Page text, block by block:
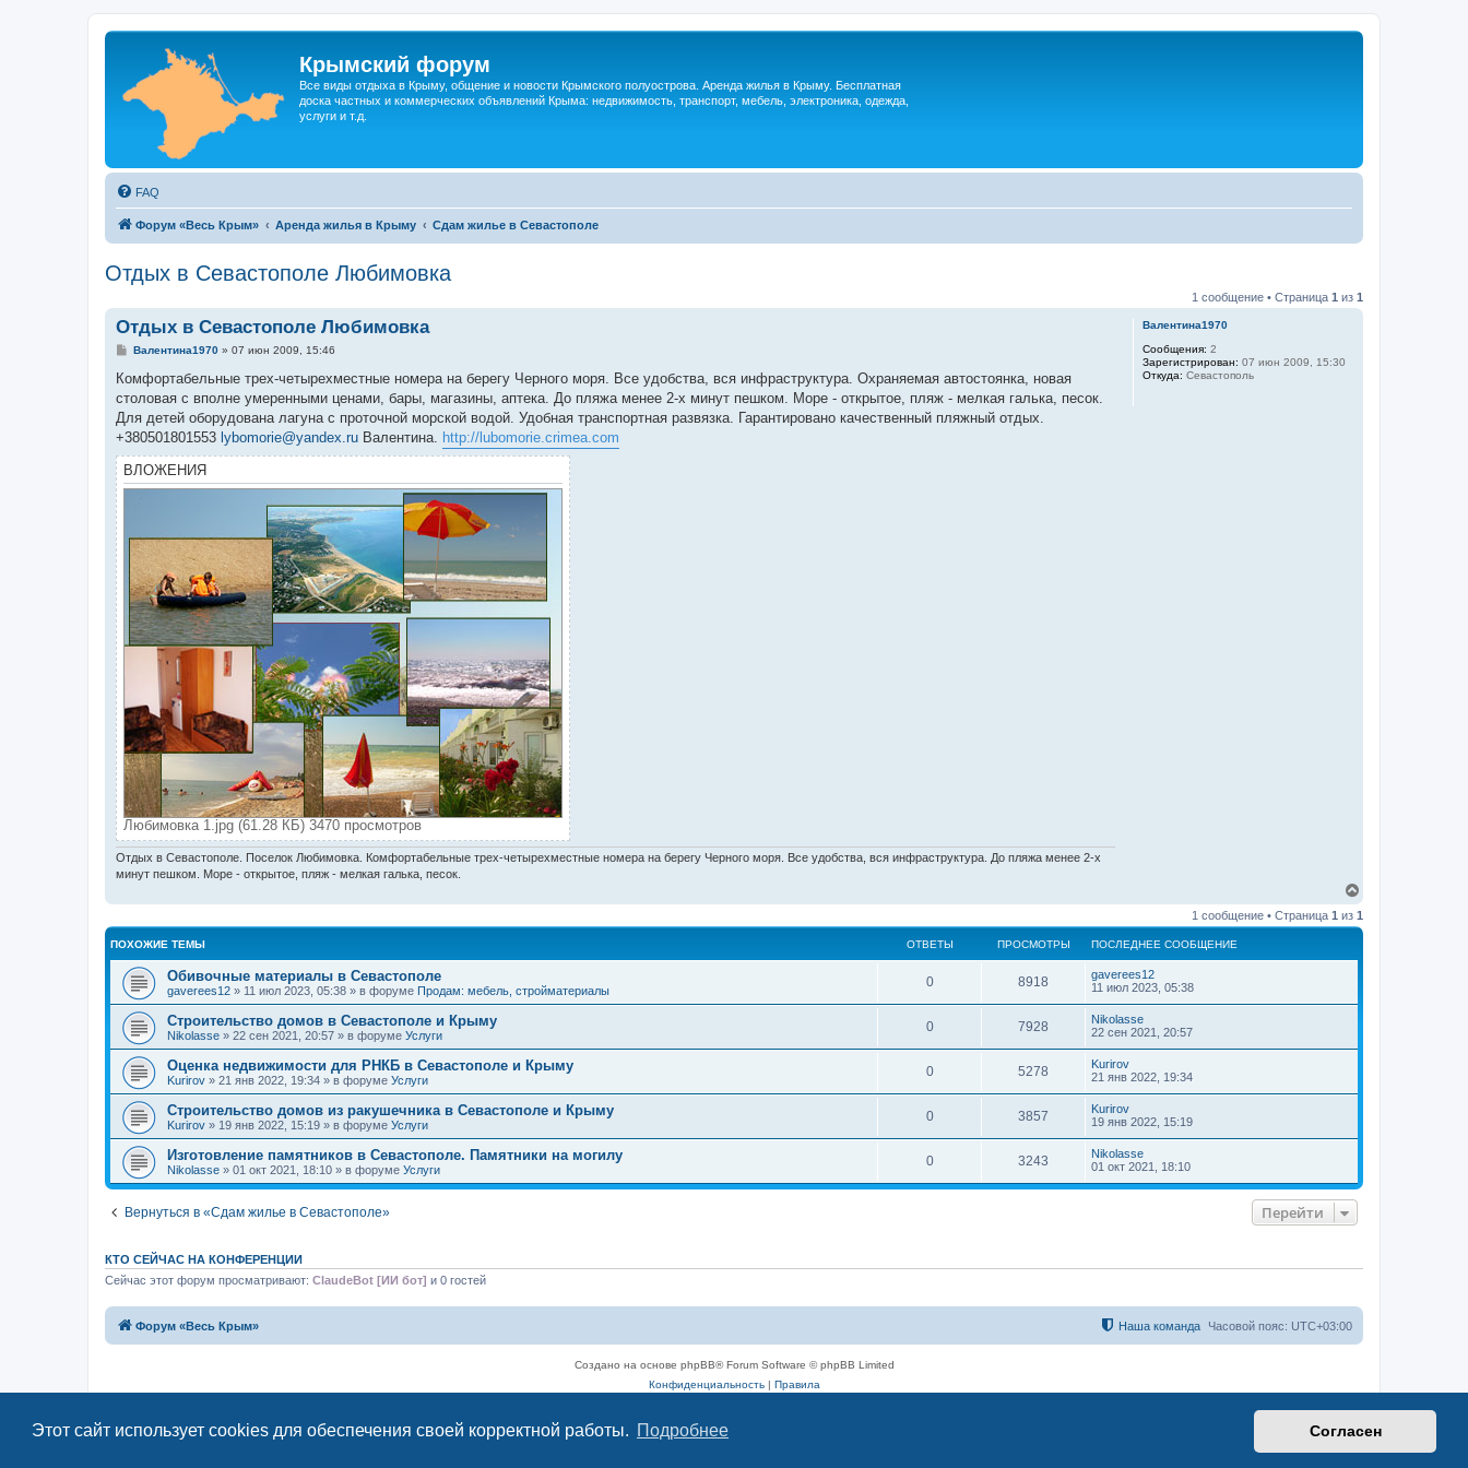
Этот сайт использует cookies для обеспечения своей корректной работы. Подробнее Согласен
Крымский форум
Все виды отдыха в Крыму, общение и новости Крымского полуострова. Аренда жилья в Крыму. Бесплатная
доска частных и коммерческих объявлений Крыма: недвижимость, транспорт, мебель, электроника, одежда,
услуги и т.д.
FAQ
Форум «Весь Крым» Аренда жилья в Крыму Сдам жилье в Севастополе
Отдых в Севастополе Любимовка
1 сообщение • Страница 1 из 1
Валентина1970
Сообщения: 2
Зарегистрирован: 07 июн 2009, 15:30
Откуда: Севастополь
Отдых в Севастополе Любимовка
С
о
щ
е
и
е
Валентина1970» 07 июн 2009, 15:46
Комфортабельные трех-четырехместные номера на берегу Черного моря. Все удобства, вся инфраструктура. Охраняемая автостоянка, новая
столовая с вполне умеренными ценами, бары, магазины, аптека. До пляжа менее 2-х минут пешком. Море - открытое, пляж - мелкая галька, песок.
Для детей оборудована лагуна с проточной морской водой. Удобная транспортная развязка. Гарантировано качественный пляжный отдых.
+380501801553 lybomorie@yandex.ru Валентина. http://lubomorie.crimea.com
ВЛОЖЕНИЯ
Любимовка 1.jpg (61.28 КБ) 3470 просмотров
Отдых в Севастополе. Поселок Любимовка. Комфортабельные трех-четырехместные номера на берегу Черного моря. Все удобства, вся инфраструктура. До пляжа менее 2-х
минут пешком. Море - открытое, пляж - мелкая галька, песок.
р
н
1 сообщение • Страница 1 из 1
ПОХОЖИЕ ТЕМЫ ОТВЕТЫ ПРОСМОТРЫ ПОСЛЕДНЕЕ СООБЩЕНИЕ
Обивочные материалы в Севастополе
gaverees12 » 11 июл 2023, 05:38 » в форуме Продам: мебель, стройматериалы
0 8918
gaverees12
11 июл 2023, 05:38
Строительство домов в Севастополе и Крыму
Nikolasse » 22 сен 2021, 20:57 » в форуме Услуги
0 7928
Nikolasse
22 сен 2021, 20:57
Оценка недвижимости для РНКБ в Севастополе и Крыму
Kurirov » 21 янв 2022, 19:34 » в форуме Услуги
0 5278
Kurirov
21 янв 2022, 19:34
Строительство домов из ракушечника в Севастополе и Крыму
Kurirov » 19 янв 2022, 15:19 » в форуме Услуги
0 3857
Kurirov
19 янв 2022, 15:19
Изготовление памятников в Севастополе. Памятники на могилу
Nikolasse » 01 окт 2021, 18:10 » в форуме Услуги
0 3243
Nikolasse
01 окт 2021, 18:10
Вернуться в «Сдам жилье в Севастополе» Перейти
КТО СЕЙЧАС НА КОНФЕРЕНЦИИ
Сейчас этот форум просматривают: ClaudeBot [ИИ бот] и 0 гостей
Форум «Весь Крым» Часовой пояс: UTC+03:00
Наша команда
Создано на основе phpBB® Forum Software © phpBB Limited
Конфиденциальность| Правила